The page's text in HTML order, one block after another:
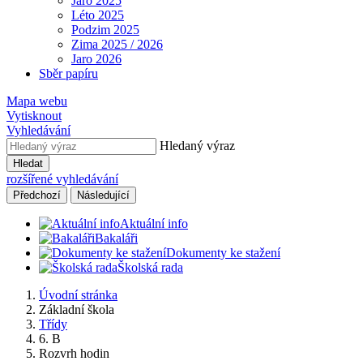
Léto 2025
Podzim 2025
Zima 2025 / 2026
Jaro 2026
Sběr papíru
Mapa webu
Vytisknout
Vyhledávání
Hledaný výraz
Hledat
rozšířené vyhledávání
Předchozí Následující
Aktuální info
Bakaláři
Dokumenty ke stažení
Školská rada
Úvodní stránka
Základní škola
Třídy
6. B
Rozvrh hodin